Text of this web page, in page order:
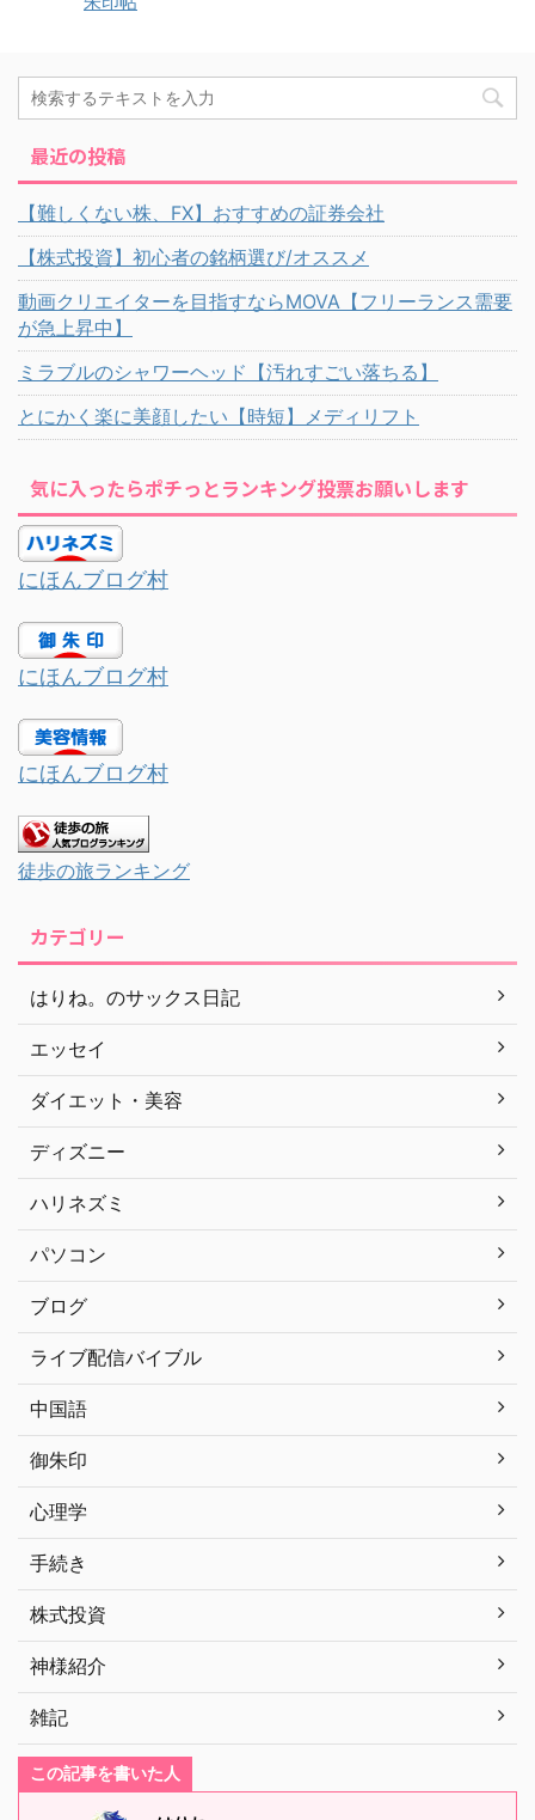
最近の投稿
【難しくない株、FX】おすすめの証券会社
【株式投資】初心者の銘柄選び/オススメ
動画クリエイターを目指すならMOVA【フリーランス需要
が急上昇中】
ミラブルのシャワーヘッド【汚れすごい落ちる】
とにかく楽に美顔したい【時短】メディリフト
気に入ったらポチっとランキング投票お願いします
にほんブログ村
にほんブログ村
にほんブログ村
徒歩の旅ランキング
カテゴリー
はりね。のサックス日記
エッセイ
ダイエット・美容
ディズニー
ハリネズミ
パソコン
ブログ
ライブ配信バイブル
中国語
御朱印
心理学
手続き
株式投資
神様紹介
雑記
この記事を書いた人